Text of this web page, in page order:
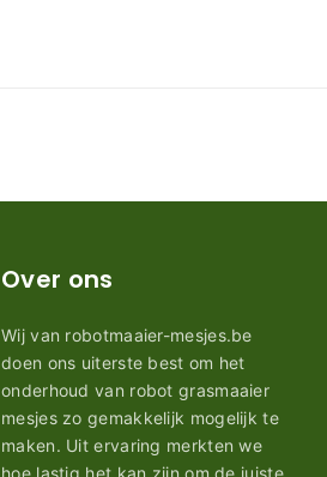
Over ons
Wij van robotmaaier-mesjes.be
doen ons uiterste best om het
onderhoud van robot grasmaaier
mesjes zo gemakkelijk mogelijk te
maken. Uit ervaring merkten we